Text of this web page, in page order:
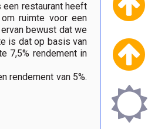
een restaurant heeft
ruimte voor een
bewust dat we
is dat op basis van
7,5% rendement in
rendement van 5%.